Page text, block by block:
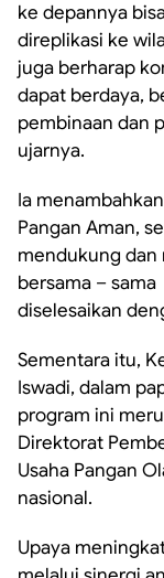
ke depannya
direplikasi ke
juga berharap
dapat berdaya,
pembinaan dan
ujarnya.
Ia
Pangan Aman,
mendukung dan
bersama – sama
diselesaikan
Sementara itu,
Iswadi, dalam
program ini
Direktorat
Usaha Pangan
nasional.
Upaya